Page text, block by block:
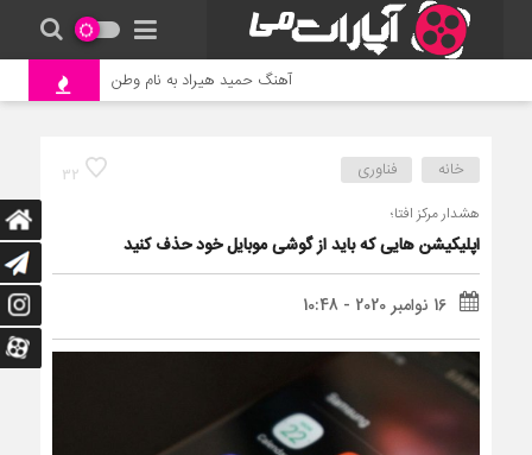
آهنگ حمید هیراد به نام وطن جنگ و
32 خانه فناوری
هشدار مرکز افتا؛
اپلیکیشن هایی که باید از گوشی موبایل خود حذف کنید
16 نوامبر 2020 - 10:48